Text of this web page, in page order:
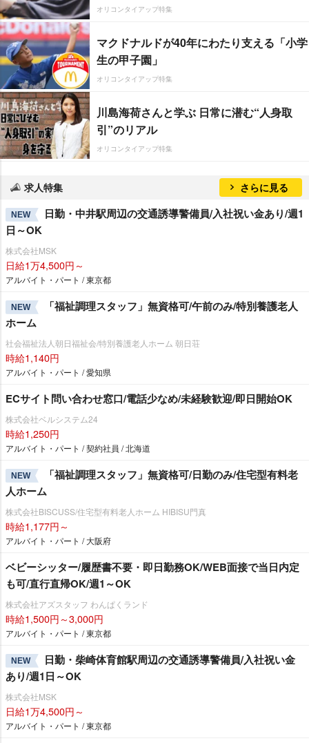
オリコンタイアップ特集
マクドナルドが40年にわたり支える「小学
生の甲子園」
オリコンタイアップ特集
川島海荷さんと学ぶ 日常に潜む“人身取
引”のリアル
オリコンタイアップ特集
求人特集 さらに見る
NEW
日勤・中井駅周辺の交通誘導警備員/入社祝い金あり/週1
日～OK
株式会社MSK
日給1万4,500円～
アルバイト・パート / 東京都
NEW
「福祉調理スタッフ」無資格可/午前のみ/特別養護老人
ホーム
社会福祉法人朝日福祉会/特別養護老人ホーム 朝日荘
時給1,140円
アルバイト・パート / 愛知県
ECサイト問い合わせ窓口/電話少なめ/未経験歓迎/即日開始OK
株式会社ベルシステム24
時給1,250円
アルバイト・パート / 契約社員 / 北海道
NEW
「福祉調理スタッフ」無資格可/日勤のみ/住宅型有料老
人ホーム
株式会社BISCUSS/住宅型有料老人ホーム HIBISU門真
時給1,177円～
アルバイト・パート / 大阪府
ベビーシッター/履歴書不要・即日勤務OK/WEB面接で当日内定
も可/直行直帰OK/週1～OK
株式会社アズスタッフ わんぱくランド
時給1,500円～3,000円
アルバイト・パート / 東京都
NEW
日勤・柴崎体育館駅周辺の交通誘導警備員/入社祝い金
あり/週1日～OK
株式会社MSK
日給1万4,500円～
アルバイト・パート / 東京都